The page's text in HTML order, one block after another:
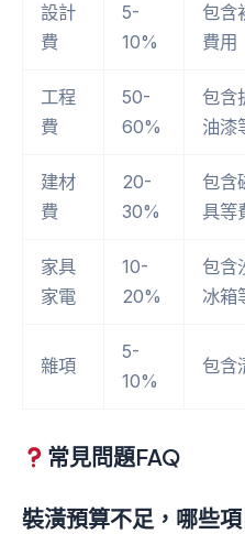
設計
費
5-
10%
包含
費用
工程
費
50-
60%
包含
油漆
建材
費
20-
30%
包含
具等
家具
家電
10-
20%
包含
冰箱
雜項
5-
10%
包含
常見問題FAQ
裝潢預算不足，哪些